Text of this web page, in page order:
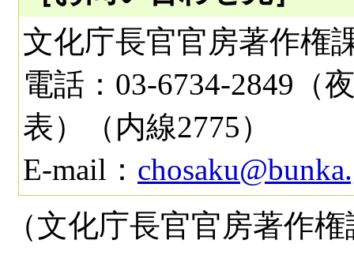
文化庁長官官房著作
電話：03-6734-2849（
表）（内線2775）
E-mail：
（文化庁長官官房著作